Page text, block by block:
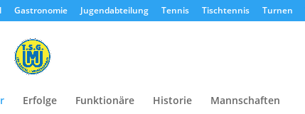
Gastronomie Jugendabteilung Tennis Tischtennis Turnen
Erfolge Funktionäre Historie Mannschaften